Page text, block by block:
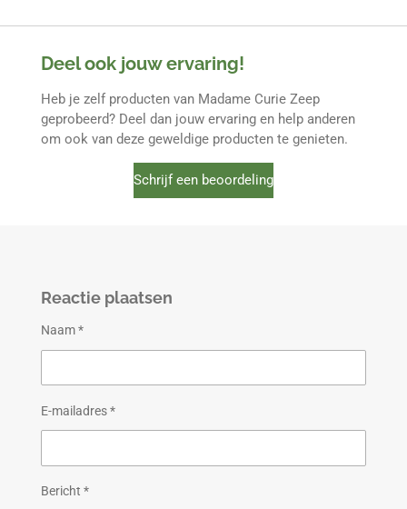
Deel ook jouw ervaring!
Heb je zelf producten van Madame Curie Zeep
geprobeerd? Deel dan jouw ervaring en help anderen
om ook van deze geweldige producten te genieten.
Schrijf een beoordeling
Reactie plaatsen
Naam *
E-mailadres *
Bericht *